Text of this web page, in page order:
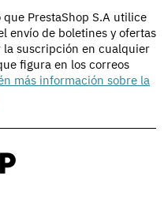
PrestaShop S.A utilice
envío de boletines y ofertas
la suscripción en cualquier
figura en los correos
más información sobre la